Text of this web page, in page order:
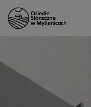
Strona główna»24 C